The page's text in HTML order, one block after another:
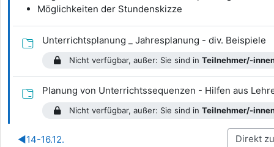
Möglichkeiten der Stundenskizze
Unterrichtsplanung _ Jahresplanung - div. Beispiele
Nicht verfügbar, außer: Sie sind inTeilnehmer/-
Planung von Unterrichtssequenzen - Hilfen aus
Nicht verfügbar, außer: Sie sind inTeilnehmer/-
◀︎14-16.12.